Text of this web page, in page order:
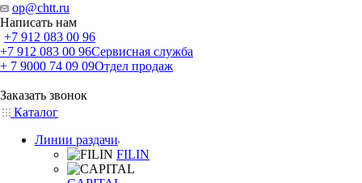
op@chtt.ru
Написать нам
+7 912 083 00 96
+7 912 083 00 96Сервисная служба
+ 7 9000 74 09 09Отдел продаж
Заказать звонок
Каталог
Линии раздачи
FILIN